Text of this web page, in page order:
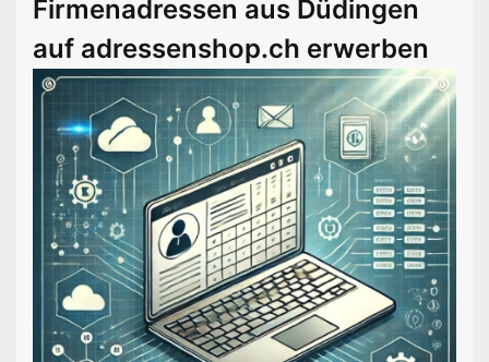
Firmenadressen aus Düdingen
auf adressenshop.ch erwerben